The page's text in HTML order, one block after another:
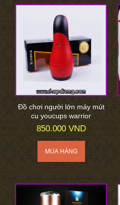
Đồ chơi người lớn máy mút
cu youcups warrior
850.000 VND